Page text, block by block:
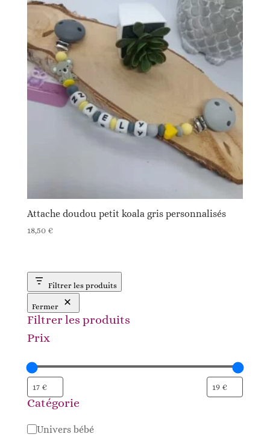
Attache doudou petit koala gris personnalisés
18,50 €
Filtrer les produits
Fermer
Filtrer les produits
Prix
Catégorie
Catégorie
Univers bébé